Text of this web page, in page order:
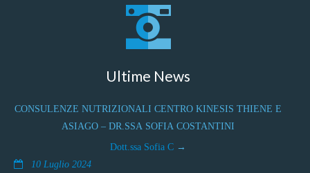
Ultime News
CONSULENZE NUTRIZIONALI CENTRO KINESIS THIENE E
ASIAGO – DR.SSA SOFIA COSTANTINI
Dott.ssa Sofia C
10 Luglio 2024